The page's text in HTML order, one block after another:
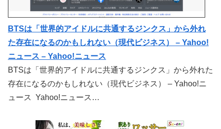
BTSは「世界的アイドルに共通するジンクス」から外れ
た存在になるのかもしれない（現代ビジネス） – Yahoo!
ニュース – Yahoo!ニュース
BTSは「世界的アイドルに共通するジンクス」から外れた
存在になるのかもしれない（現代ビジネス） – Yahoo!ニ
ュース Yahoo!ニュース…